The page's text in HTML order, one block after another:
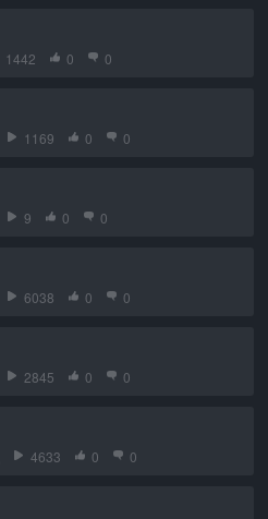
1442 0 0
1169 0 0
9 0 0
6038 0 0
2845 0 0
4633 0 0